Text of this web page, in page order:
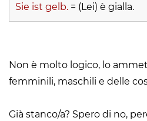
Sie ist gelb. = (Lei) è gialla.
Non è molto logico, lo
femminili, maschili e delle
Già stanco/a? Spero di no,